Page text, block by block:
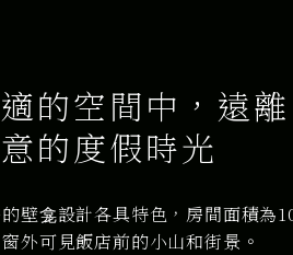
的空間中，遠
的度假時光
壁龛設計各具特色，房間面積為
外可見飯店前的小山和街景。